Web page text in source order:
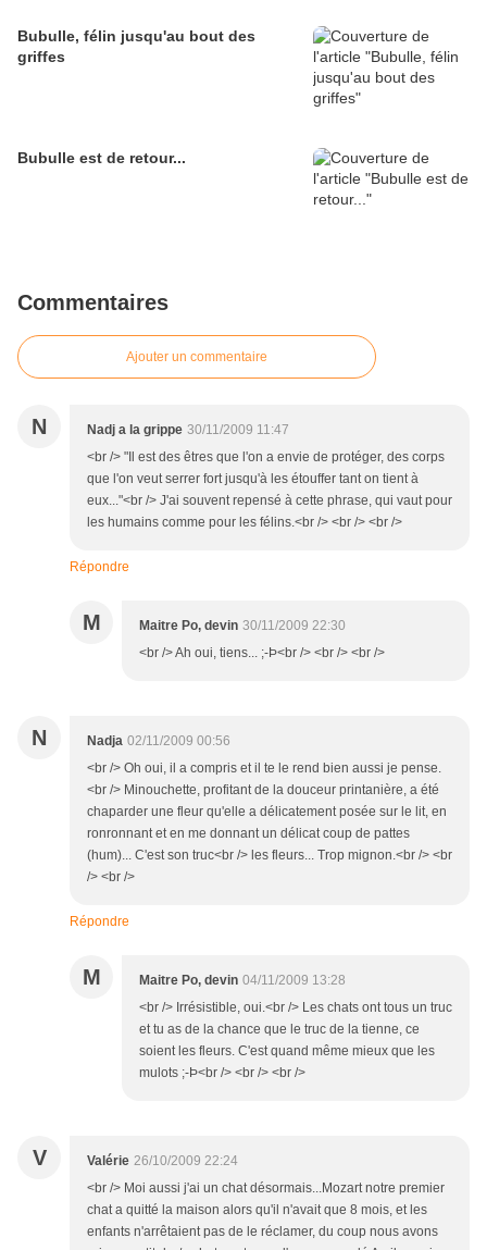
Bubulle, félin jusqu'au bout des
griffes
Bubulle est de retour...
Commentaires
Ajouter un commentaire
N Nadj a la grippe 30/11/2009 11:47
<br /> "Il est des êtres que l'on a envie de protéger, des corps
que l'on veut serrer fort jusqu'à les étouffer tant on tient à
eux..."<br /> J'ai souvent repensé à cette phrase, qui vaut pour
les humains comme pour les félins.<br /> <br /> <br />
Répondre
M Maitre Po, devin 30/11/2009 22:30
<br /> Ah oui, tiens... ;-Þ<br /> <br /> <br />
N Nadja 02/11/2009 00:56
<br /> Oh oui, il a compris et il te le rend bien aussi je pense.
<br /> Minouchette, profitant de la douceur printanière, a été
chaparder une fleur qu'elle a délicatement posée sur le lit, en
ronronnant et en me donnant un délicat coup de pattes
(hum)... C'est son truc<br /> les fleurs... Trop mignon.<br /> <br
/> <br />
Répondre
M Maitre Po, devin 04/11/2009 13:28
<br /> Irrésistible, oui.<br /> Les chats ont tous un truc
et tu as de la chance que le truc de la tienne, ce
soient les fleurs. C'est quand même mieux que les
mulots ;-Þ<br /> <br /> <br />
V Valérie 26/10/2009 22:24
<br /> Moi aussi j'ai un chat désormais...Mozart notre premier
chat a quitté la maison alors qu'il n'avait que 8 mois, et les
enfants n'arrêtaient pas de le réclamer, du coup nous avons